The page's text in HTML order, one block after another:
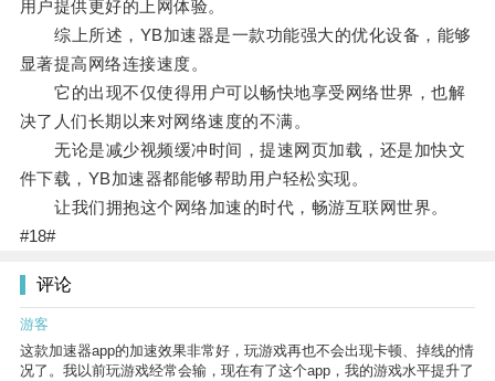
用户提供更好的上网体验。
综上所述，YB加速器是一款功能强大的优化设备，能够
显著提高网络连接速度。
它的出现不仅使得用户可以畅快地享受网络世界，也解
决了人们长期以来对网络速度的不满。
无论是减少视频缓冲时间，提速网页加载，还是加快文
件下载，YB加速器都能够帮助用户轻松实现。
让我们拥抱这个网络加速的时代，畅游互联网世界。
#18#
评论
游客
这款加速器app的加速效果非常好，玩游戏再也不会出现卡顿、掉线的情
况了。我以前玩游戏经常会输，现在有了这个app，我的游戏水平提升了